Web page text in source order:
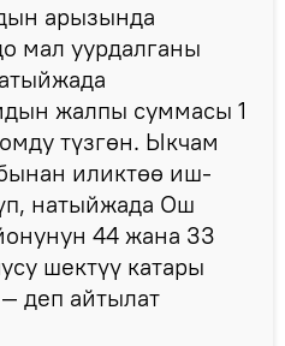
арызында
мал уурдалганы
жалпы суммасы 1
түзгөн. Ыкчам
иликтөө иш-
натыйжада Ош
44 жана 33
шектүү катары
деп айтылат